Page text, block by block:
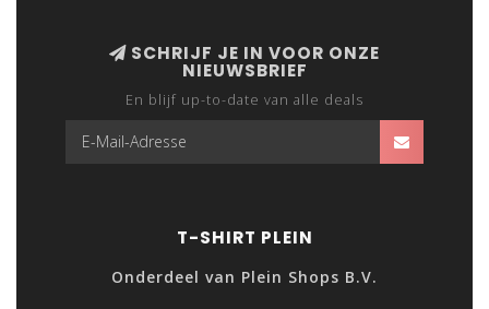
SCHRIJF JE IN VOOR ONZE
NIEUWSBRIEF
En blijf up-to-date van alle deals
T-SHIRT PLEIN
Onderdeel van Plein Shops B.V.